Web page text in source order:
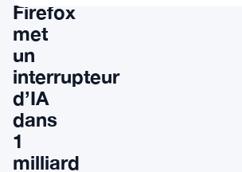
Firefox
met
un
interrupteur
d’IA
dans
1
milliard